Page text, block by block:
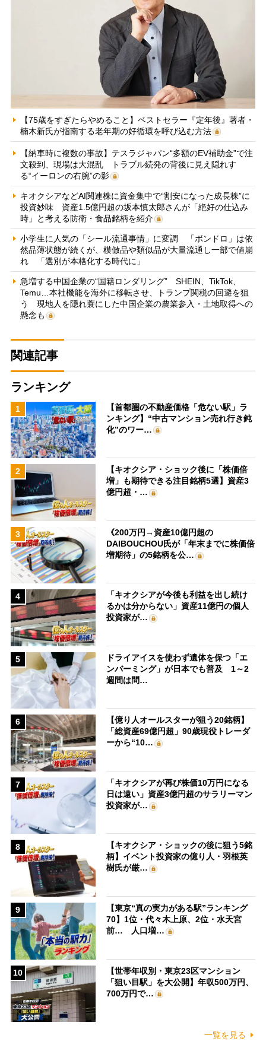
【75歳をすぎたらやめること】ベストセラー『定年後』著者・
楠木新氏が指南する老年期の好循環を呼び込む方法
【納車時に複数の事故】テスラジャパン“多額のEV補助金”で注
文殺到、現場は大混乱 トラブル続発の背後に見え隠れす
る“イーロンの右腕”の影
キオクシアなどAI関連株に資金集中で“割安になった成長株”に
投資妙味 資産1.5億円超の坂本慎太郎さんが「絶好の仕込み
時」と考える防衛・食品銘柄を紹介
小学生に人気の「シール流通事情」に変調 「ボンドロ」は依
然品薄状態が続くが、模倣品や類似品が大量流通し一部で値崩
れ 「選別が本格化する時代に」
急増する中国企業の“国籍ロンダリング” SHEIN、TikTok、
Temu…本社機能を海外に移転させ、トランプ関税の回避を狙
う 現地人を隠れ蓑にした中国企業の農業参入・土地取得への
懸念も
関連記事
ランキング
1
【首都圏の不動産価格「危ない駅」ラ
ンキング】“中古マンション売れ行き鈍
化”のワー…
2
【キオクシア・ショック後に「株価倍
増」も期待できる注目銘柄5選】資産3
億円超・…
3
《200万円→資産10億円超の
DAIBOUCHOU氏が「年末までに株価倍
増期待」の5銘柄を公…
4
「キオクシアが今後も利益を出し続け
るかは分からない」資産11億円の個人
投資家が…
5
ドライアイスを使わず遺体を保つ「エ
ンバーミング」が日本でも普及 1～2
週間は問…
6
【億り人オールスターが狙う20銘柄】
「総資産69億円超」90歳現役トレーダ
ーから“10…
7
「キオクシアが再び株価10万円になる
日は遠い」資産3億円超のサラリーマン
投資家が…
8
【キオクシア・ショックの後に狙う5銘
柄】イベント投資家の億り人・羽根英
樹氏が厳…
9
【東京“真の実力がある駅”ランキング
70】1位・代々木上原、2位・水天宮
前… 人口増…
10
【世帯年収別・東京23区マンション
「狙い目駅」を大公開】年収500万円、
700万円で…
一覧を見る